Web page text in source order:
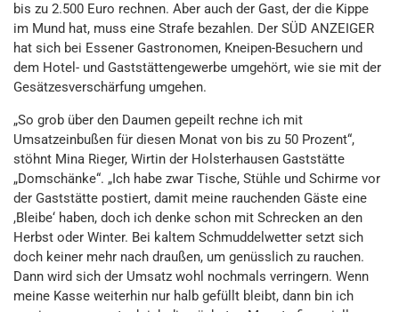
bis zu 2.500 Euro rechnen. Aber auch der Gast, der die Kippe
im Mund hat, muss eine Strafe bezahlen. Der SÜD ANZEIGER
hat sich bei Essener Gastronomen, Kneipen-Besuchern und
dem Hotel- und Gaststättengewerbe umgehört, wie sie mit der
Gesätzesverschärfung umgehen.
„So grob über den Daumen gepeilt rechne ich mit
Umsatzeinbußen für diesen Monat von bis zu 50 Prozent“,
stöhnt Mina Rieger, Wirtin der Holsterhausen Gaststätte
„Domschänke“. „Ich habe zwar Tische, Stühle und Schirme vor
der Gaststätte postiert, damit meine rauchenden Gäste eine
,Bleibe‘ haben, doch ich denke schon mit Schrecken an den
Herbst oder Winter. Bei kaltem Schmuddelwetter setzt sich
doch keiner mehr nach draußen, um genüsslich zu rauchen.
Dann wird sich der Umsatz wohl nochmals verringern. Wenn
meine Kasse weiterhin nur halb gefüllt bleibt, dann bin ich